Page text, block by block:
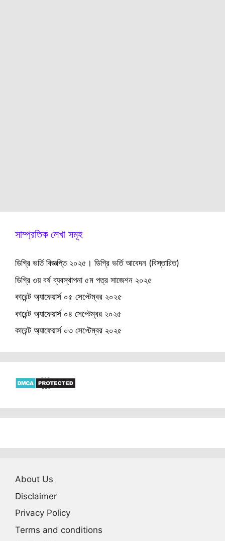
সাম্প্রতিক লেখা সমূহ
ডিগ্রি ভর্তি বিজ্ঞপ্তি ২০২৫। ডিগ্রি ভর্তি আবেদন (বিস্তারিত)
ডিগ্রি ৩য় বর্ষ ব্যবস্থাপনা ৫ম পত্র সাজেশন ২০২৫
কারেন্ট অ্যাফেয়ার্স ০৫ সেপ্টেম্বর ২০২৫
কারেন্ট অ্যাফেয়ার্স ০৪ সেপ্টেম্বর ২০২৫
কারেন্ট অ্যাফেয়ার্স ০৩ সেপ্টেম্বর ২০২৫
About Us
Disclaimer
Privacy Policy
Terms and conditions